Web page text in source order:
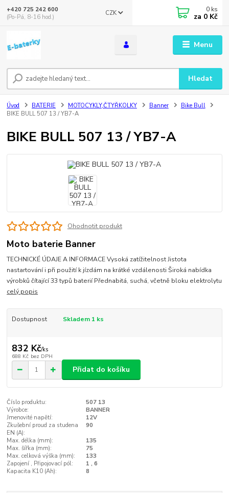
Menu
CZK
Hledat
+420 725 242 600
(Po-Pá, 8-16 hod.)
0 ks
za 0 Kč
Úvod BATERIE MOTOCYKLY,ČTYŘKOLKY Banner
Bike Bull
BIKE BULL 507 13 / YB7-A
BIKE BULL 507 13 / YB7-A
Ohodnotit produkt
Moto baterie Banner
TECHNICKÉ ÚDAJE A INFORMACE Vysoká zatížitelnost Jistota
nastartování i při použití k jízdám na krátké vzdálenosti Široká nabídka
výrobků čítající 33 typů baterií Přednabitá, suchá, včetně bloku elektrolytu
celý popis
Dostupnost Skladem 1 ks
832 Kč/ks
688 Kč bez DPH
Přidat do košíku
Číslo produktu:
507 13
Výrobce:
BANNER
Jmenovité napětí:
12V
Zkušební proud za studena
EN (A):
90
Max. délka (mm):
135
Max. šířka (mm):
75
Max. celková výška (mm):
133
Zapojení , Připojovací pól:
1 , 6
Kapacita K10 (Ah):
8